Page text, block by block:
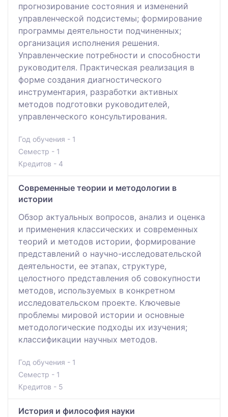
прогнозирование состояния и изменений
управленческой подсистемы; формирование
программы деятельности подчиненных;
организация исполнения решения.
Управленческие потребности и способности
руководителя. Практическая реализация в
форме создания диагностического
инструментария, разработки активных
методов подготовки руководителей,
управленческого консультирования.
Год обучения - 1
Семестр - 1
Кредитов - 4
Современные теории и методологии в
истории
Обзор актуальных вопросов, анализ и оценка
и применения классических и современных
теорий и методов истории, формирование
представлений о научно-исследовательской
деятельности, ее этапах, структуре,
целостного представления об совокупности
методов, используемых в конкретном
исследовательском проекте. Ключевые
проблемы мировой истории и основные
методологические подходы их изучения;
классификации научных методов.
Год обучения - 1
Семестр - 1
Кредитов - 5
История и философия науки